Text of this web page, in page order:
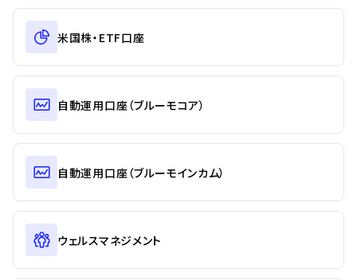
米国株・ETF口座
自動運用口座（ブルーモコア）
自動運用口座（ブルーモインカム）
ウェルスマネジメント